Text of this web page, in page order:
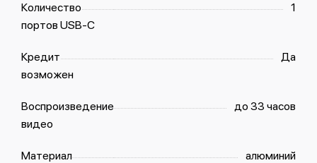
Количество
портов USB-C
1
Кредит
возможен
Да
Воспроизведение
видео
до 33 часов
Материал алюминий